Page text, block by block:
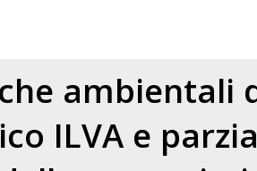
ambientali
ILVA e